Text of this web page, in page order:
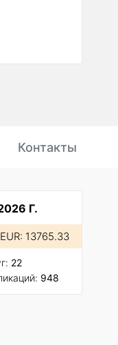
Контакты
Г.
EUR: 13765.33
22
948